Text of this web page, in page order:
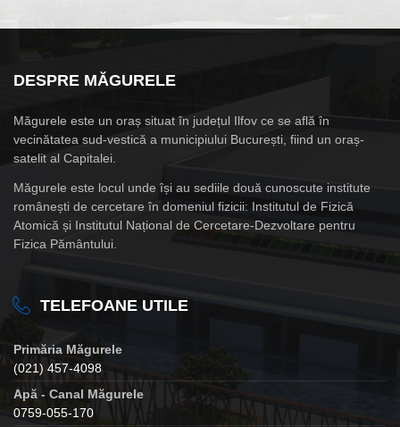
DESPRE MĂGURELE
Măgurele este un oraș situat în județul Ilfov ce se află în
vecinătatea sud-vestică a municipiului București, fiind un oraș-
satelit al Capitalei.
Măgurele este locul unde își au sediile două cunoscute institute
românești de cercetare în domeniul fizicii: Institutul de Fizică
Atomică și Institutul Național de Cercetare-Dezvoltare pentru
Fizica Pământului.
TELEFOANE UTILE
Primăria Măgurele
(021) 457-4098
Apă - Canal Măgurele
0759-055-170